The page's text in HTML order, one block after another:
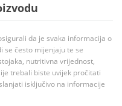
da je svaka informacija o
se često mijenjaju te se
nutritivna vrijednost,
trebali biste uvijek pročitati
isključivo na informacije